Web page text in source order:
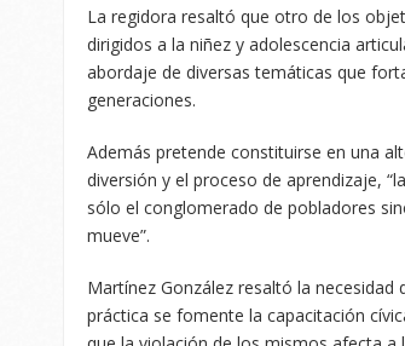
La regidora resaltó que otro de los
dirigidos a la niñez y adolescencia
abordaje de diversas temáticas que
generaciones.
Además pretende constituirse en una
diversión y el proceso de aprendizaje,
sólo el conglomerado de pobladores
mueve”.
Martínez González resaltó la necesidad
práctica se fomente la capacitación